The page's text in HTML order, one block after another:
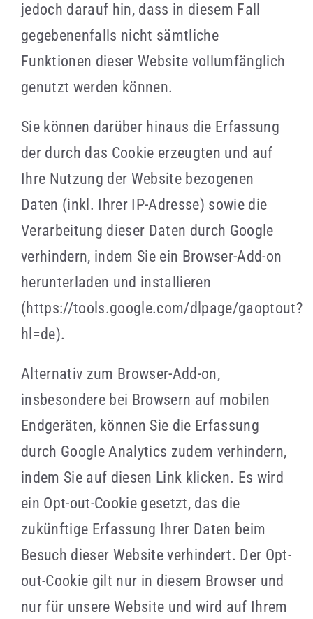
jedoch darauf hin, dass in diesem Fall
gegebenenfalls nicht sämtliche
Funktionen dieser Website vollumfänglich
genutzt werden können.
Sie können darüber hinaus die Erfassung
der durch das Cookie erzeugten und auf
Ihre Nutzung der Website bezogenen
Daten (inkl. Ihrer IP-Adresse) sowie die
Verarbeitung dieser Daten durch Google
verhindern, indem Sie ein Browser-Add-on
herunterladen und installieren
(https://tools.google.com/dlpage/gaoptout?
hl=de).
Alternativ zum Browser-Add-on,
insbesondere bei Browsern auf mobilen
Endgeräten, können Sie die Erfassung
durch Google Analytics zudem verhindern,
indem Sie auf diesen Link klicken. Es wird
ein Opt-out-Cookie gesetzt, das die
zukünftige Erfassung Ihrer Daten beim
Besuch dieser Website verhindert. Der Opt-
out-Cookie gilt nur in diesem Browser und
nur für unsere Website und wird auf Ihrem